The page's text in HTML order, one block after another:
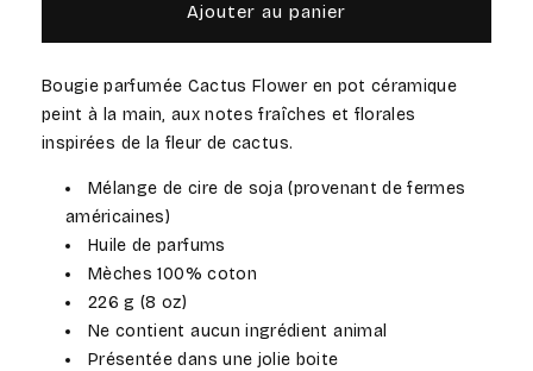
Dopo
Fleur
-
Bougie
Parfumée
Fleur
de
Cactus
A
Dopo
Fleur
Bougie
Parfumée
de
Ajouter au panier
Bougie parfumée Cactus Flower en pot céramique
peint à la main, aux notes fraîches et florales
inspirées de la fleur de cactus.
Mélange de cire de soja (provenant de fermes
américaines)
Huile de parfums
Mèches 100% coton
226 g (8 oz)
Ne contient aucun ingrédient animal
Présentée dans une jolie boite